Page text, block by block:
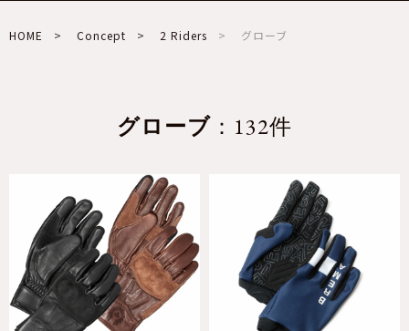
HOME Concept 2 Riders グローブ
グローブ ：132件